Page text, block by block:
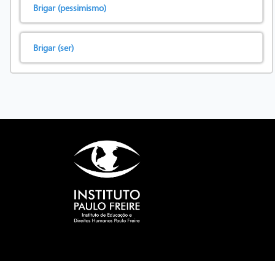
Brigar (pessimismo)
Brigar (ser)